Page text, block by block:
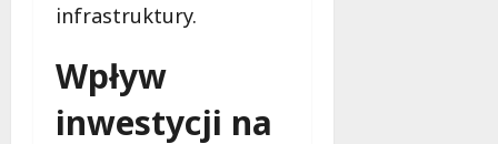
infrastruktury.
Wpływ
inwestycji na